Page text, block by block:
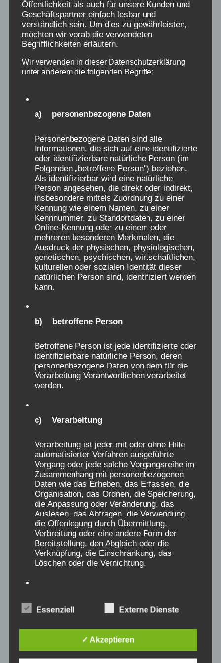
Durchbruch bei
gefundenen Heimen auf
Sylt
Tolle Gemeinschaftsarbeit: Aufarbeitung in
den Seebädern vorangebracht: 79
Verschickungsheime auf Sylt gefunden und
daraus eine interaktive Karte erstellt
Aufarbeitung der
Kinderverschickungen ist
Teil des
Regierungsprogramms
von CDU/CSU und SPD
Unsere Forderung nach Aufarbeitung der
Kinderverschickungen ist Teil des
unser Anliegen klar benannt.
Öffentlichkeit als auch für unsere Kunden und
Geschäftspartner einfach lesbar und
verständlich sein. Um dies zu gewährleisten,
möchten wir vorab die verwendeten
Begrifflichkeiten erläutern.
Wir verwenden in dieser Datenschutzerklärung
unter anderem die folgenden Begriffe:
a) personenbezogene Daten
Personenbezogene Daten sind alle
Informationen, die sich auf eine identifizierte
oder identifizierbare natürliche Person (im
Folgenden „betroffene Person") beziehen.
Als identifizierbar wird eine natürliche
Person angesehen, die direkt oder indirekt,
insbesondere mittels Zuordnung zu einer
Kennung wie einem Namen, zu einer
Kennnummer, zu Standortdaten, zu einer
Online-Kennung oder zu einem oder
mehreren besonderen Merkmalen, die
Ausdruck der physischen, physiologischen,
genetischen, psychischen, wirtschaftlichen,
kulturellen oder sozialen Identität dieser
natürlichen Person sind, identifiziert werden
kann.
b) betroffene Person
Betroffene Person ist jede identifizierte oder
identifizierbare natürliche Person, deren
personenbezogene Daten von dem für die
Verarbeitung Verantwortlichen verarbeitet
werden.
c) Verarbeitung
Verarbeitung ist jeder mit oder ohne Hilfe
automatisierter Verfahren ausgeführte
Vorgang oder jede solche Vorgangsreihe im
Zusammenhang mit personenbezogenen
Daten wie das Erheben, das Erfassen, die
Organisation, das Ordnen, die Speicherung,
die Anpassung oder Veränderung, das
Auslesen, das Abfragen, die Verwendung,
die Offenlegung durch Übermittlung,
Verbreitung oder eine andere Form der
Bereitstellung, den Abgleich oder die
Verknüpfung, die Einschränkung, das
Löschen oder die Vernichtung.
Markierung gespeicherter
personenbezogener Daten mit dem Ziel, ihre
künftige Verarbeitung einzuschränken.
Essenziell Externe Dienste
✓ Akzeptieren